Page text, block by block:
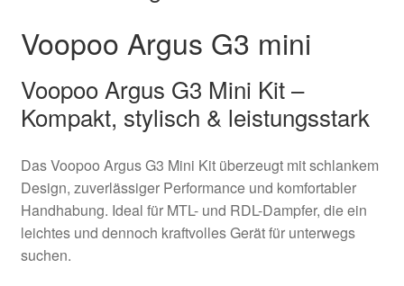
Voopoo Argus G3 mini
Voopoo Argus G3 Mini Kit –
Kompakt, stylisch & leistungsstark
Das Voopoo Argus G3 Mini Kit überzeugt mit schlankem
Design, zuverlässiger Performance und komfortabler
Handhabung. Ideal für MTL- und RDL-Dampfer, die ein
leichtes und dennoch kraftvolles Gerät für unterwegs
suchen.